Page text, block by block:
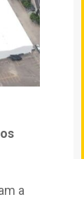
a